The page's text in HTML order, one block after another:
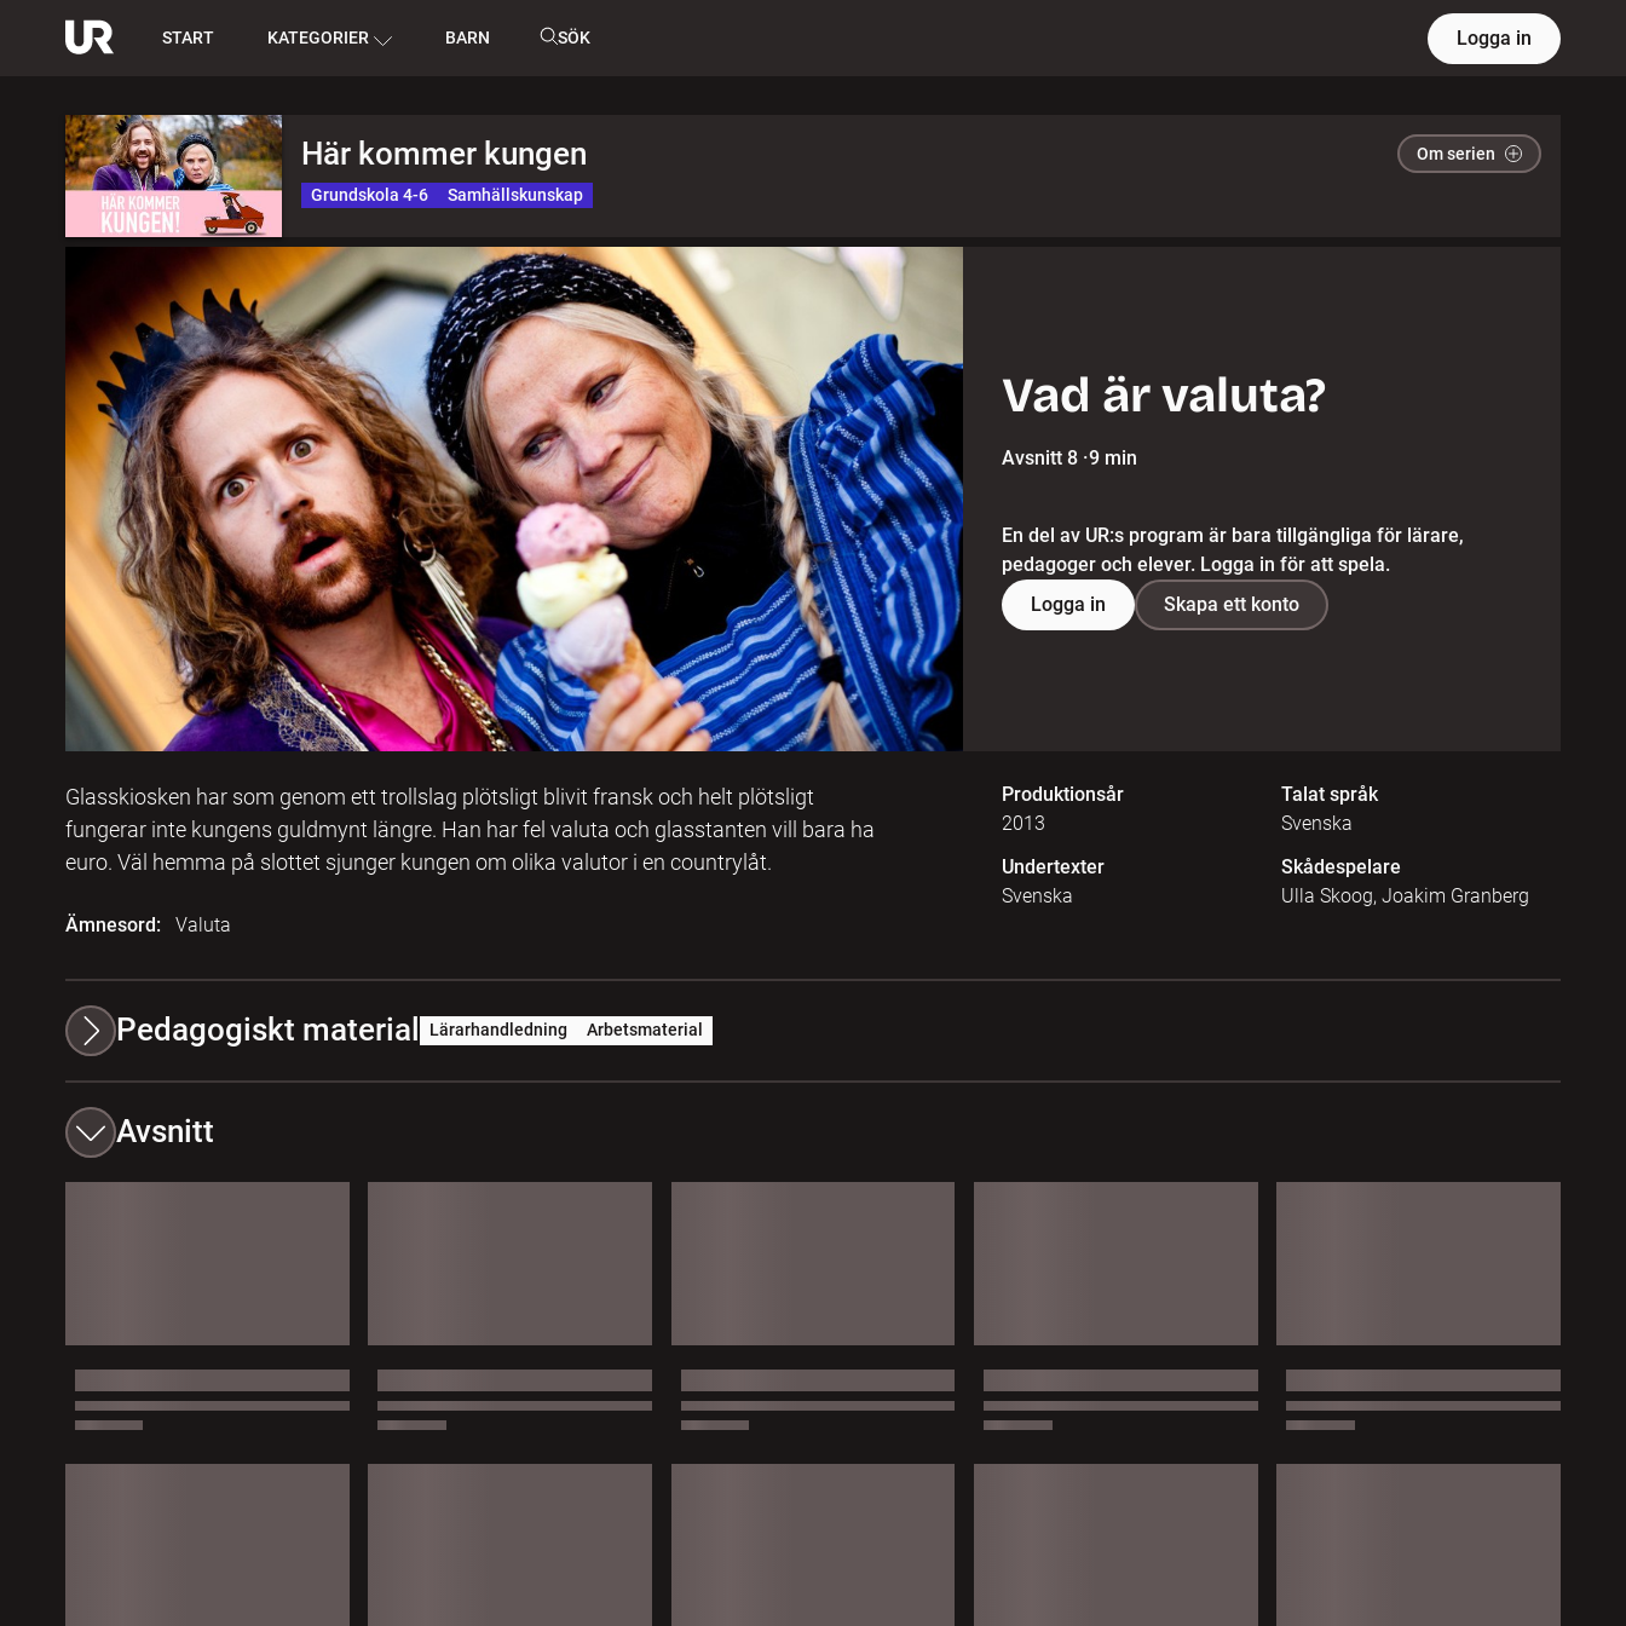
START KATEGORIER BARN SÖK Logga in
Här kommer kungen Om serien
Grundskola 4-6 Samhällskunskap
Vad är valuta?
Avsnitt 8 ·9 min
En del av UR:s program är bara tillgängliga för lärare,
pedagoger och elever. Logga in för att spela.
Logga in
Skapa ett konto
Glasskiosken har som genom ett trollslag plötsligt blivit fransk och helt plötsligt
fungerar inte kungens guldmynt längre. Han har fel valuta och glasstanten vill bara ha
euro. Väl hemma på slottet sjunger kungen om olika valutor i en countrylåt.
Ämnesord: Valuta
Produktionsår
2013
Talat språk
Svenska
Undertexter
Svenska
Skådespelare
Ulla Skoog, Joakim Granberg
Pedagogiskt material Lärarhandledning Arbetsmaterial
Avsnitt